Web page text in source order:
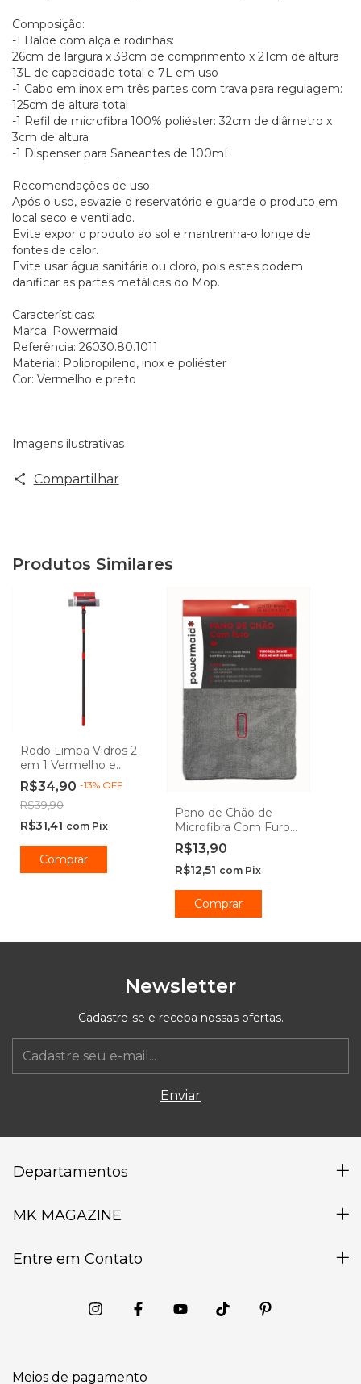
Composição:
-1 Balde com alça e rodinhas:
26cm de largura x 39cm de comprimento x 21cm de altura
13L de capacidade total e 7L em uso
-1 Cabo em inox em três partes com trava para regulagem:
125cm de altura total
-1 Refil de microfibra 100% poliéster: 32cm de diâmetro x
3cm de altura
-1 Dispenser para Saneantes de 100mL
Recomendações de uso:
Após o uso, esvazie o reservatório e guarde o produto em
local seco e ventilado.
Evite expor o produto ao sol e mantrenha-o longe de
fontes de calor.
Evite usar água sanitária ou cloro, pois estes podem
danificar as partes metálicas do Mop.
Características:
Marca: Powermaid
Referência: 26030.80.1011
Material: Polipropileno, inox e poliéster
Cor: Vermelho e preto
Imagens ilustrativas
Compartilhar
Produtos Similares
Rodo Limpa Vidros 2
em 1 Vermelho e
Cinza - PowerMaid
R$34,90 -13% OFF
R$39,90
R$31,41 com Pix
Pano de Chão de
Microfibra Com Furo
60 x 50cm -
Powermaid
R$13,90
R$12,51 com Pix
Comprar
Newsletter
Cadastre-se e receba nossas ofertas.
Departamentos
MK MAGAZINE
Entre em Contato
Meios de pagamento